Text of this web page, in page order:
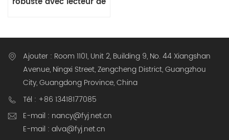
Ajouter : Room 1101, Unit 2, Building 9, No. 44 Xiangshan
Avenue, Ningxi Street, Zengcheng District, Guangzhou
City, Guangdong Province, China
Tél : +86 13418177085
E-mail : nancy@fyj.net.cn
E-mail : alva@fyj.net.cn